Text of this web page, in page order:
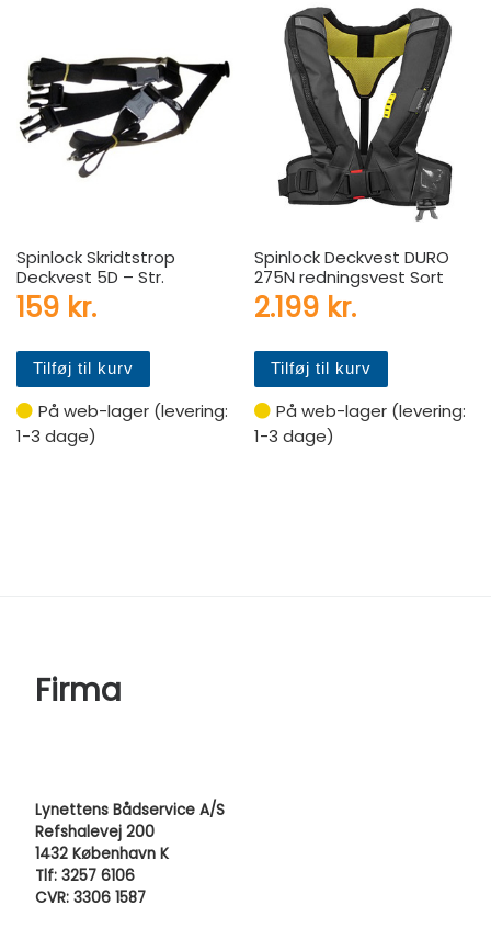
Spinlock Skridtstrop
Deckvest 5D – Str.
159 kr.
Tilføj til kurv
På web-lager (levering:
1-3 dage)
Spinlock Deckvest DURO
275N redningsvest Sort
2.199 kr.
Tilføj til kurv
På web-lager (levering:
1-3 dage)
Firma
Lynettens Bådservice A/S
Refshalevej 200
1432 København K
Tlf: 3257 6106
CVR: 3306 1587